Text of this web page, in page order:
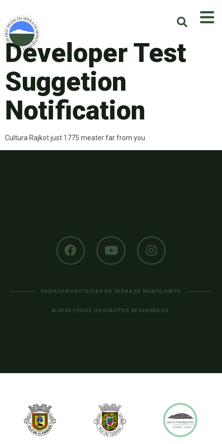
Developer Test
Suggetion
Notification
Cultura Rajkot just 1775 meater far from you
PAISAGEM PROTEGIDA DA SERRA DE MONTEJUNTO
© 2020 TODOS OS DIREITOS RESERVADOS.